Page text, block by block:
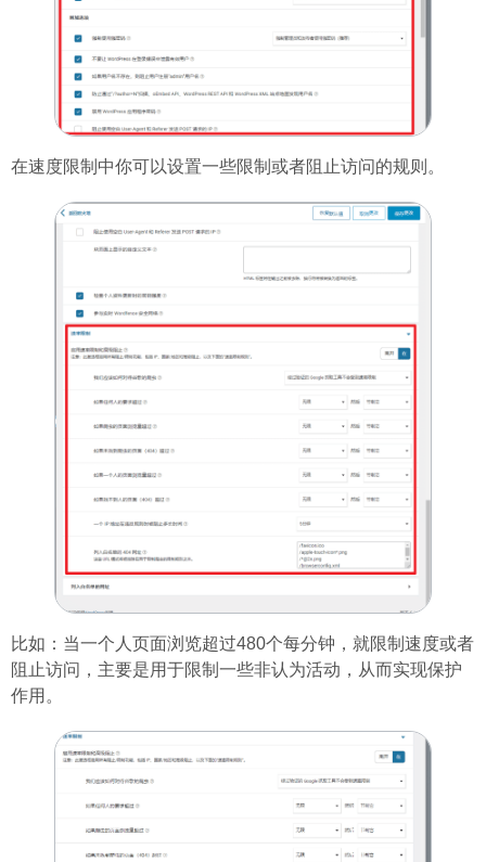
在速度限制中你可以设置一些限制或者阻止访问的规则。
比如：当一个人页面浏览超过480个每分钟，就限制速度或者
阻止访问，主要是用于限制一些非认为活动，从而实现保护
作用。